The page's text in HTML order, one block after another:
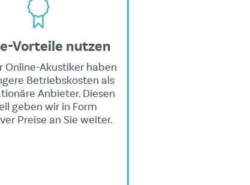
Vorteile nutzen
Online-Akustiker haben
Betriebskosten als
Anbieter. Diesen
geben wir in Form
Preise an Sie weiter.